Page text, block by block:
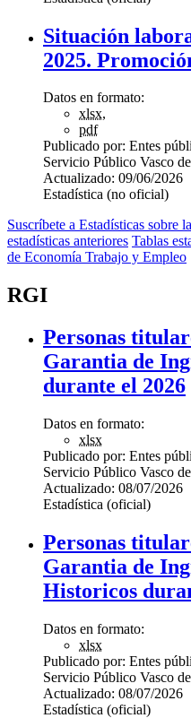
Situación
2025.
Datos en formato:
xlsx,
pdf
Publicado por: Entes
Servicio Público Vasco
Actualizado: 09/06/2026
Estadística (no oficial)
Suscríbete a Estadísticas sobre
estadísticas anteriores Tablas
de Economía Trabajo y Empleo
RGI
Personas
Garantia de
durante el 2026
Datos en formato:
xlsx
Publicado por: Entes
Servicio Público Vasco
Actualizado: 08/07/2026
Estadística (oficial)
Personas
Garantia de
Historicos
Datos en formato:
xlsx
Publicado por: Entes
Servicio Público Vasco
Actualizado: 08/07/2026
Estadística (oficial)